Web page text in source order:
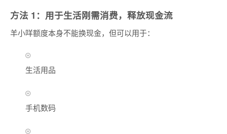
方法 1：用于生活刚需消费，释放现金流
羊小咩额度本身不能换现金，但可以用于：
生活用品
手机数码